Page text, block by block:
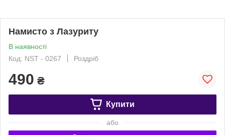
Намисто з Лазуриту
В наявності
Код: NST - 0267
Роздріб
490 ₴
Купити
або